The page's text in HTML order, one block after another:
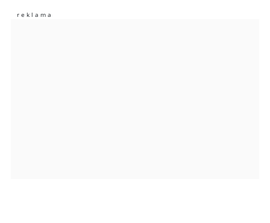
Imię (Wymagane)